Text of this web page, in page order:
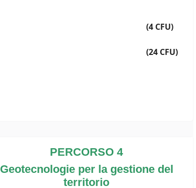
(4 CFU)
(24 CFU)
PERCORSO 4
Geotecnologie per la gestione del
territorio